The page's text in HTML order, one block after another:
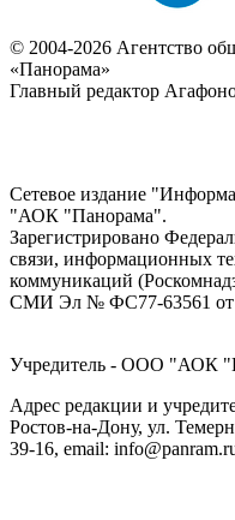
© 2004-2026 Агентство
«Панорама»
Главный редактор
Сетевое издание
"АОК "Панорама".
Зарегистрировано
связи, информационных
коммуникаций
СМИ Эл № ФС77-63561 от
Учредитель - ООО "АОК
Адрес редакции и
Ростов-на-Дону, ул.
39-16, email: